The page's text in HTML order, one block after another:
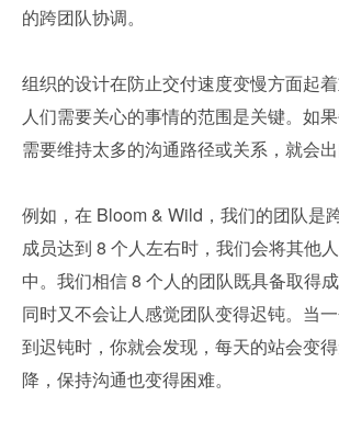
的跨团队协调。
组织的设计在防止交付速度变慢方面起
人们需要关心的事情的范围是关键。如
需要维持太多的沟通路径或关系，就会出
例如，在 Bloom & Wild，我们的团队是
成员达到 8 个人左右时，我们会将其他
中。我们相信 8 个人的团队既具备取得
同时又不会让人感觉团队变得迟钝。当
到迟钝时，你就会发现，每天的站会变
降，保持沟通也变得困难。